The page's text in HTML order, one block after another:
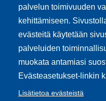
palvelun toimivuuden
kehittämiseen.
evästeitä käytetään
palveluiden
muokata antamiasi
Evästeasetukset-linkin
Lisätietoa evästeistä